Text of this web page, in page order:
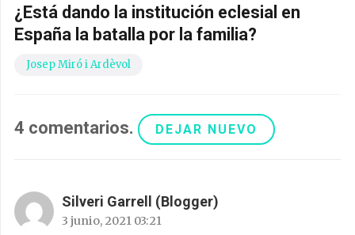
¿Está dando la institución eclesial en
España la batalla por la familia?
Josep Miró i Ardèvol
4 comentarios. DEJAR NUEVO
Silveri Garrell (Blogger)
3 junio, 2021 03:21